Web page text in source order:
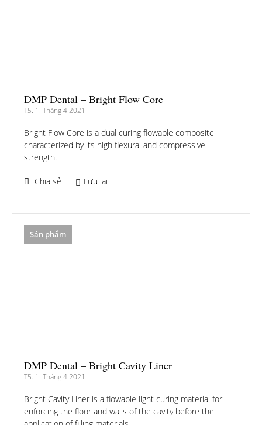
DMP Dental – Bright Flow Core
T5. 1. Tháng 4 2021
Bright Flow Core is a dual curing flowable composite
characterized by its high flexural and compressive
strength.
Chia sẻ Lưu lại
Sản phẩm
DMP Dental – Bright Cavity Liner
T5. 1. Tháng 4 2021
Bright Cavity Liner is a flowable light curing material for
enforcing the floor and walls of the cavity before the